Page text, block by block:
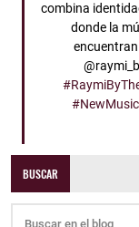
combina
donde la
BUSCAR